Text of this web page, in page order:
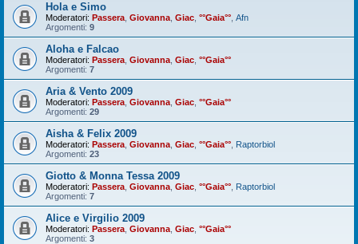
Hola e Simo
Moderatori: Passera Giovanna Giac °°Gaia°° Afn
Argomenti: 9
Aloha e Falcao
Moderatori: Passera Giovanna Giac °°Gaia°°
Argomenti: 7
Aria & Vento 2009
Moderatori: Passera Giovanna Giac °°Gaia°°
Argomenti: 29
Aisha & Felix 2009
Moderatori: Passera Giovanna Giac °°Gaia°° Raptorbiol
Argomenti: 23
Giotto & Monna Tessa 2009
Moderatori: Passera Giovanna Giac °°Gaia°° Raptorbiol
Argomenti: 7
Alice e Virgilio 2009
Moderatori: Passera Giovanna Giac °°Gaia°°
Argomenti: 3